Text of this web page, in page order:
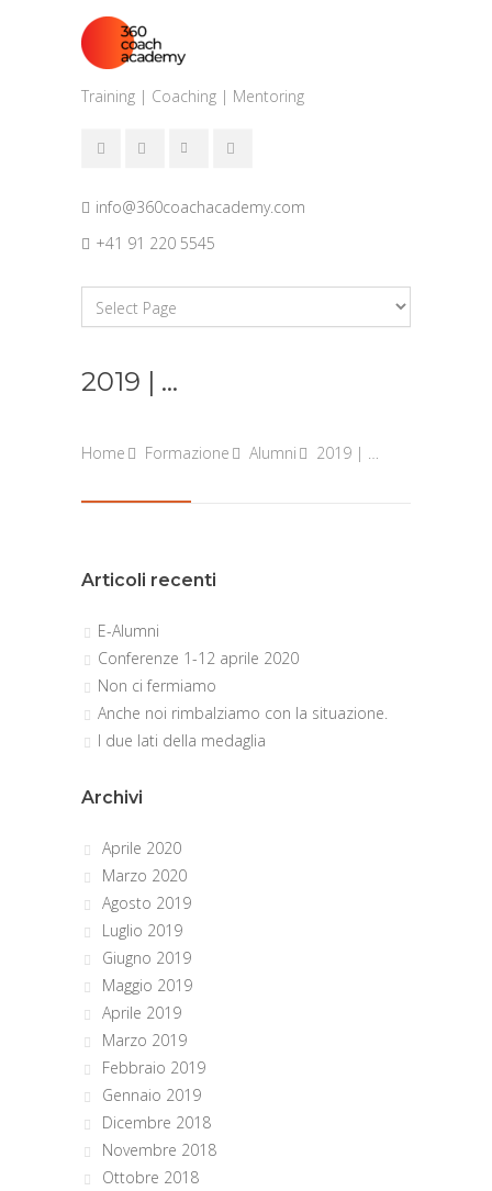
Training | Coaching | Mentoring
info@360coachacademy.com
+41 91 220 5545
2019 | …
Home Formazione Alumni 2019 | …
Articoli recenti
E-Alumni
Conferenze 1-12 aprile 2020
Non ci fermiamo
Anche noi rimbalziamo con la situazione.
I due lati della medaglia
Archivi
Aprile 2020
Marzo 2020
Agosto 2019
Luglio 2019
Giugno 2019
Maggio 2019
Aprile 2019
Marzo 2019
Febbraio 2019
Gennaio 2019
Dicembre 2018
Novembre 2018
Ottobre 2018